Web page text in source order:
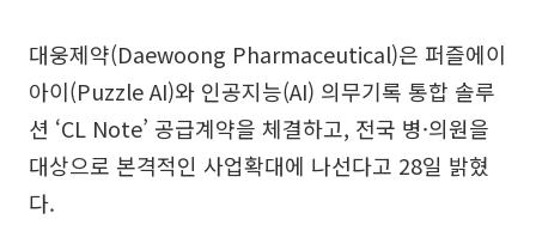
대웅제약(Daewoong Pharmaceutical)은 퍼즐에이
아이(Puzzle AI)와 인공지능(AI) 의무기록 통합 솔루
션 ‘CL Note’ 공급계약을 체결하고, 전국 병·의원을
대상으로 본격적인 사업확대에 나선다고 28일 밝혔
다.